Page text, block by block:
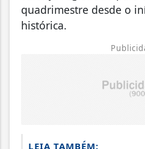
quadrimestre desde o
histórica.
LEIA TAMBÉM: